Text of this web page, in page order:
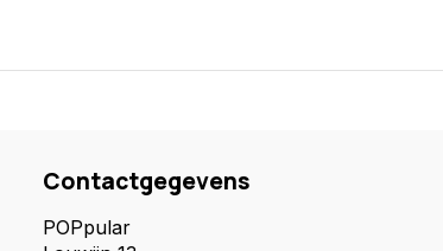
Contactgegevens
POPpular